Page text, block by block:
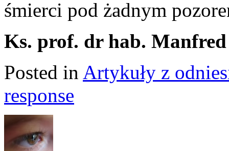
śmierci pod żadnym
Ks. prof. dr hab.
Posted in Artykuły z
response